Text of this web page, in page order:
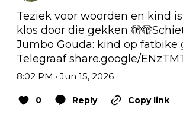
Teziek voor woorden en kind
klos door die gekken
Jumbo Gouda: kind op fatbike
Telegraaf share.google/
8:02 PM · Jun 15, 2026
0 Reply
Copy link